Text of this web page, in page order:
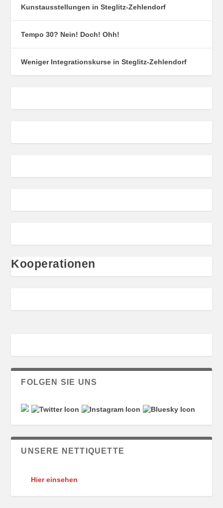
Kunstausstellungen in Steglitz-Zehlendorf
Tempo 30? Nein! Doch! Ohh!
Weniger Integrationskurse in Steglitz-Zehlendorf
Kooperationen
FOLGEN SIE UNS
UNSERE NETTIQUETTE
Hier einsehen